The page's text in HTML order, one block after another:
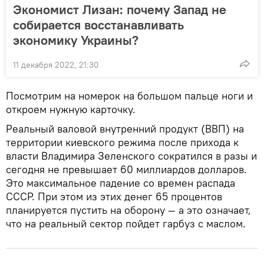
Экономист Лизан: почему Запад не
собирается восстанавливать
экономику Украины?
11 декабря 2022, 21:30
Посмотрим на номерок на большом пальце ноги и
откроем нужную карточку.
Реальный валовой внутренний продукт (ВВП) на
территории киевского режима после прихода к
власти Владимира Зеленского сократился в разы и
сегодня не превышает 60 миллиардов долларов.
Это максимальное падение со времен распада
СССР. При этом из этих денег 65 процентов
планируется пустить на оборону — а это означает,
что на реальный сектор пойдет гарбуз с маслом.